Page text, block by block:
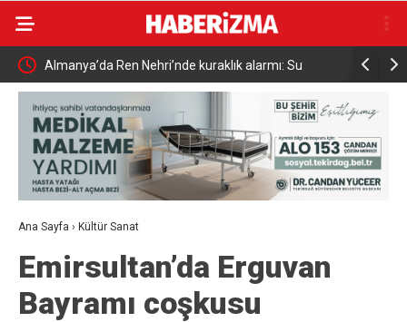
Almanya’da Ren Nehri’nde kuraklık alarmı: Su
seviyesinde tarihi düşüş yaşandı
Ana Sayfa › Kültür Sanat
Emirsultan’da Erguvan
Bayramı coşkusu